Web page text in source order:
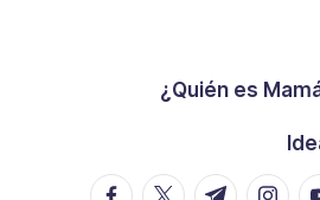
¿Quién es
facebook.com
twitter.com
t.me